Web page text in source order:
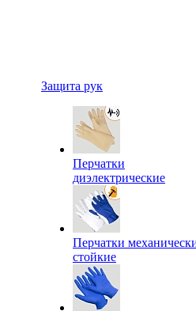
Защита рук
Перчатки
диэлектрические
Перчатки
стойкие